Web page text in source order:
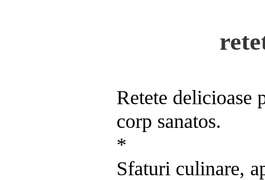
Retete delicioase
corp sanatos.
*
Sfaturi culinare,